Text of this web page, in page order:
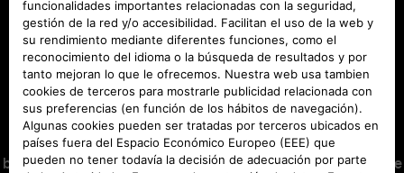
comisión de apertura: 35.601,20€. Comisión de apertura
(3,95%): 1.352,81€. Intereses: 5.553,86€. Coste total del
crédito: 6.906,67€. Importe total adeudado: 41.155,06€.
Precio total a plazos: 44.186,69€. TIN: 6,49%. TAE: 8,58%.
Sistema de amortización francés.Precio al contado:
39.095,02€. El producto Easy Credit Eléctrico es una
operación de financiación que se ha configurado para
beneficiar al cliente en previsión de la eventual obtención de